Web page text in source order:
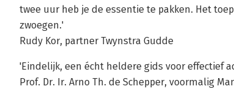
twee uur heb je de essentie te pakken. Het
zwoegen.'
Rudy Kor, partner Twynstra Gudde
'Eindelijk, een écht heldere gids voor effectief
Prof. Dr. Ir. Arno Th. de Schepper, voormalig